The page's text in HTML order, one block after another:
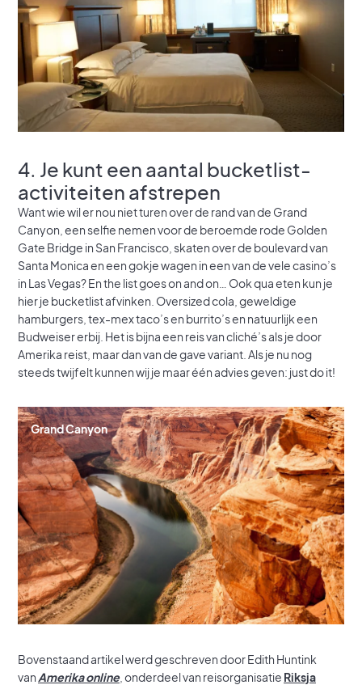
4. Je kunt een aantal bucketlist-
activiteiten afstrepen
Want wie wil er nou niet turen over de rand van de Grand
Canyon, een selfie nemen voor de beroemde rode Golden
Gate Bridge in San Francisco, skaten over de boulevard van
Santa Monica en een gokje wagen in een van de vele casino’s
in Las Vegas? En the list goes on and on… Ook qua eten kun je
hier je bucketlist afvinken. Oversized cola, geweldige
hamburgers, tex-mex taco’s en burrito’s en natuurlijk een
Budweiser erbij. Het is bijna een reis van cliché’s als je door
Amerika reist, maar dan van de gave variant. Als je nu nog
steeds twijfelt kunnen wij je maar één advies geven: just do it!
Grand Canyon
Bovenstaand artikel werd geschreven door Edith Huntink
van Amerika online, onderdeel van reisorganisatie Riksja